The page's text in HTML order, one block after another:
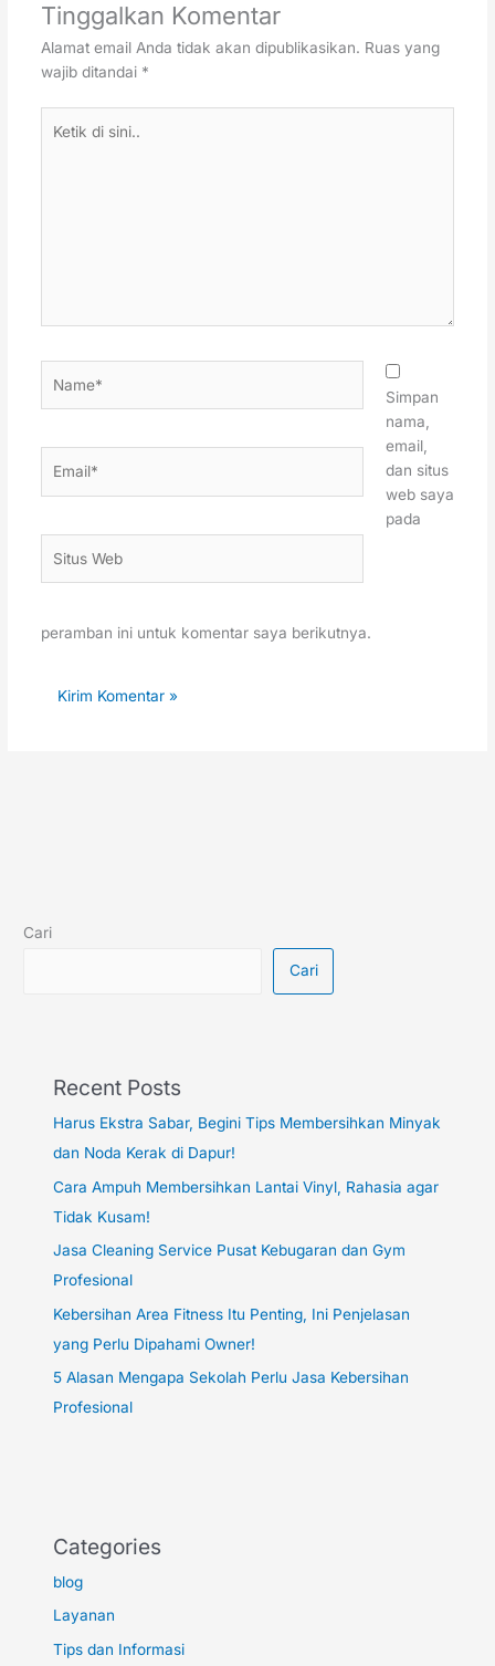
Tinggalkan Komentar
Alamat email Anda tidak akan dipublikasikan. Ruas yang
wajib ditandai *
Web
Simpan
nama,
email,
dan situs
web saya
pada
peramban ini untuk komentar saya berikutnya.
Cari
Cari
Recent Posts
Harus Ekstra Sabar, Begini Tips Membersihkan Minyak
dan Noda Kerak di Dapur!
Cara Ampuh Membersihkan Lantai Vinyl, Rahasia agar
Tidak Kusam!
Jasa Cleaning Service Pusat Kebugaran dan Gym
Profesional
Kebersihan Area Fitness Itu Penting, Ini Penjelasan
yang Perlu Dipahami Owner!
5 Alasan Mengapa Sekolah Perlu Jasa Kebersihan
Profesional
Categories
blog
Layanan
Tips dan Informasi